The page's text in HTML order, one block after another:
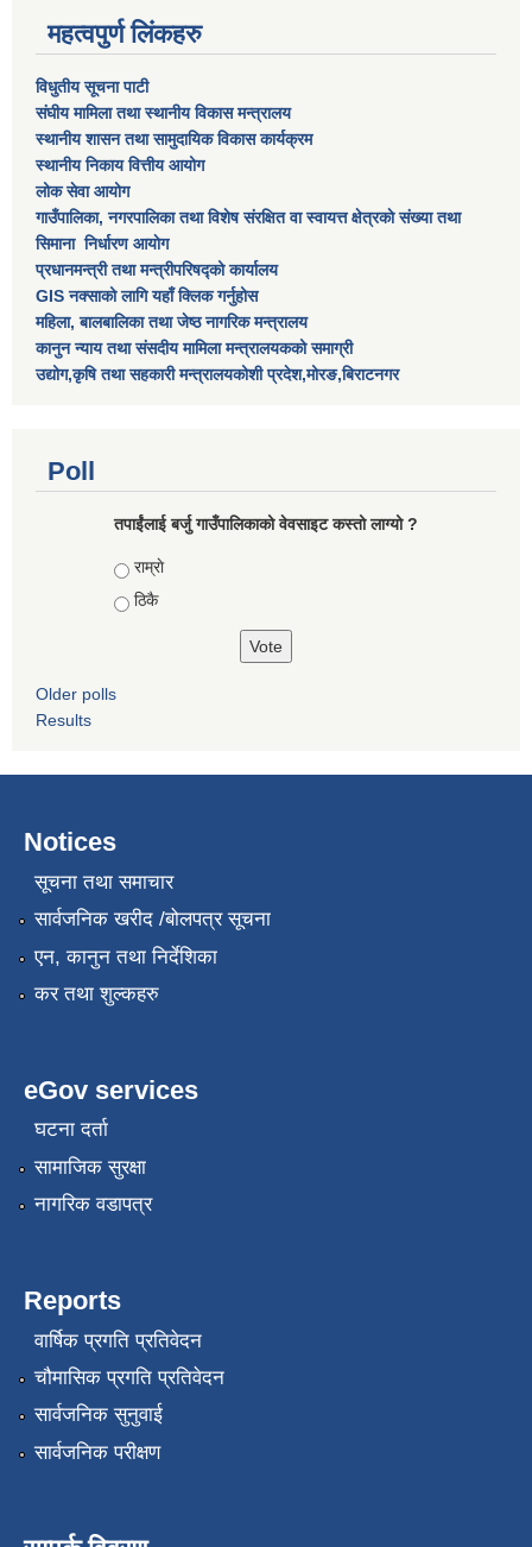
महत्वपुर्ण लिंकहरु
विधुतीय सूचना पाटी
संघीय मामिला तथा स्थानीय विकास मन्त्रालय
स्थानीय शासन तथा सामुदायिक विकास कार्यक्रम
स्थानीय निकाय वित्तीय आयोग
लोक सेवा आयोग
गाउँपालिका, नगरपालिका तथा विशेष स‌ंरक्षित वा स्वायत्त क्षेत्रकाे स‌ंख्या तथा
सिमाना निर्धारण आयाेग
प्रधानमन्त्री तथा मन्त्रीपरिषद्को कार्यालय
GIS नक्साको लागि यहाँ क्लिक गर्नुहोस
महिला, बालबालिका तथा जेष्ठ नागरिक मन्त्रालय
कानुन न्याय तथा संसदीय मामिला मन्त्रालयकको समाग्री
उद्योग,कृषि तथा सहकारी मन्त्रालयकोशी प्रदेश,मोरङ,बिराटनगर
Poll
तपाईंलाई बर्जु गाउँपालिकाको वेवसाइट कस्तो लाग्यो ?
Choices
राम्राे
ठिकै
Older polls
Results
Notices
सूचना तथा समाचार
सार्वजनिक खरीद /बोलपत्र सूचना
एन, कानुन तथा निर्देशिका
कर तथा शुल्कहरु
eGov services
घटना दर्ता
सामाजिक सुरक्षा
नागरिक वडापत्र
Reports
वार्षिक प्रगति प्रतिवेदन
चौमासिक प्रगति प्रतिवेदन
सार्वजनिक सुनुवाई
सार्वजनिक परीक्षण